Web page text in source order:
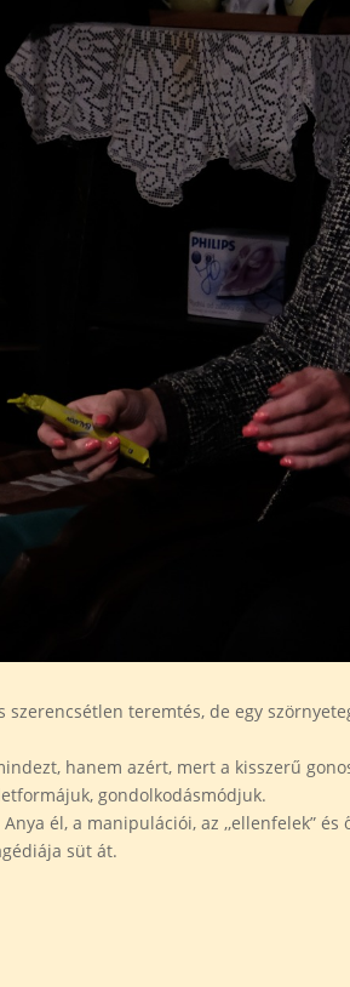
teremtés, de egy
hanem azért, mert a kisszerű
gondolkodásmódjuk.
él, a manipulációi, az ,,ellenfelek”
süt át.